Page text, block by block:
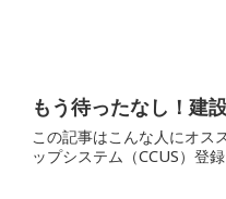
もう待ったなし！建
この記事はこんな人にオススメ 建設業で中小事業主や職人として働いている方 元請や発注者から「建